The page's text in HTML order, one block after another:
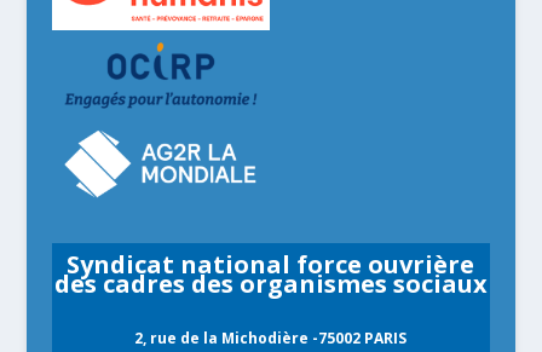
Syndicat national force ouvrière
des cadres des organismes sociaux
2, rue de la Michodière -75002 PARIS